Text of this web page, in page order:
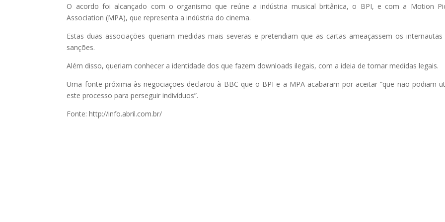
O acordo foi alcançado com o organismo que reúne a indústria musical britânica, o BPI, e com a Motion
Association (MPA), que representa a indústria do cinema.
Estas duas associações queriam medidas mais severas e pretendiam que as cartas ameaçassem os
sanções.
Além disso, queriam conhecer a identidade dos que fazem downloads ilegais, com a ideia de tomar medidas legais.
Uma fonte próxima às negociações declarou à BBC que o BPI e a MPA acabaram por aceitar “que não podiam
este processo para perseguir indivíduos”.
Fonte: http://info.abril.com.br/